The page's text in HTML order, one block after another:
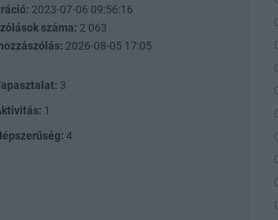
2023-07-06 09:56:16
száma: 2 063
2026-08-05 17:05
3
1
4